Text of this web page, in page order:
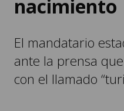
El mandatario
con el llamado